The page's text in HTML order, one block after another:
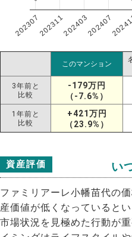
202307202311202403202407
このマンション
3年前と
比較
-179万円
（-7.6%）
1年前と
比較
+421万円
（23.9%）
資産評価 い
ファミリアーレ小幡苗代の
産価値が低くなっているとい
市場状況を見極めた行動が